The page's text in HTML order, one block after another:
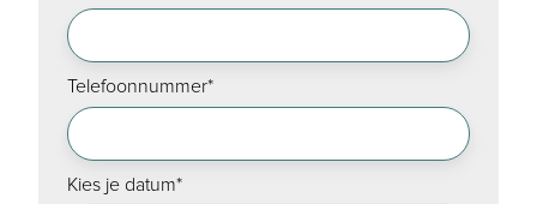
Telefoonnummer*
Kies je datum*